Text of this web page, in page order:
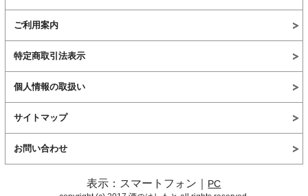
ご利用案内
特定商取引法表示
個人情報の取扱い
サイトマップ
お問い合わせ
表示：スマートフォン｜ PC